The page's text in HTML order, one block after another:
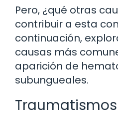
Pero, ¿qué otras
contribuir a esta
continuación,
causas más
aparición de
subungueales.